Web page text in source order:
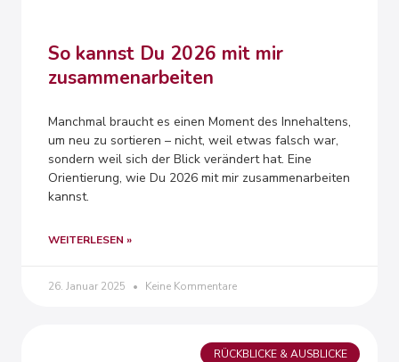
So kannst Du 2026 mit mir
zusammenarbeiten
Manchmal braucht es einen Moment des Innehaltens,
um neu zu sortieren – nicht, weil etwas falsch war,
sondern weil sich der Blick verändert hat. Eine
Orientierung, wie Du 2026 mit mir zusammenarbeiten
kannst.
WEITERLESEN »
26. Januar 2025 Keine Kommentare
RÜCKBLICKE & AUSBLICKE